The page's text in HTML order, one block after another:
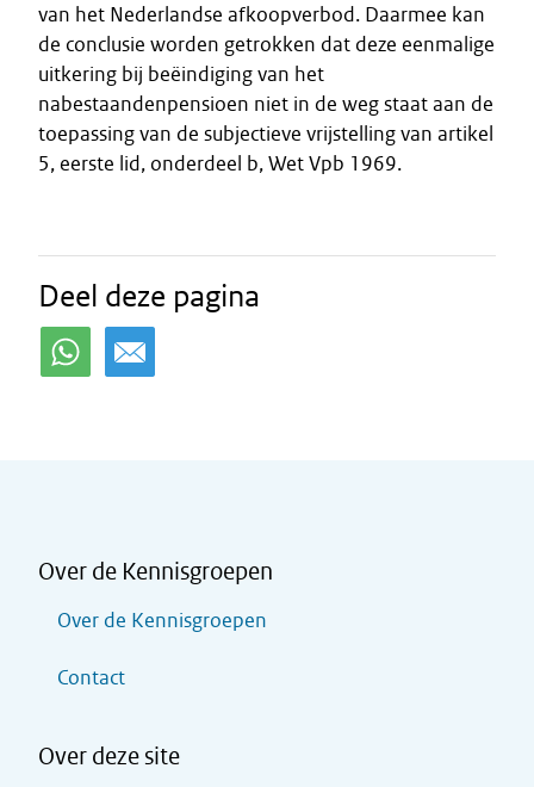
van het Nederlandse afkoopverbod. Daarmee kan
de conclusie worden getrokken dat deze eenmalige
uitkering bij beëindiging van het
nabestaandenpensioen niet in de weg staat aan de
toepassing van de subjectieve vrijstelling van artikel
5, eerste lid, onderdeel b, Wet Vpb 1969.
Deel deze pagina
Over de Kennisgroepen
Over de Kennisgroepen
Contact
Over deze site